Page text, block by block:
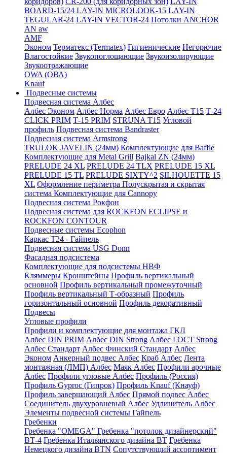
BOARD-15/24 LAY-IN MICROLOOK-15 LAY-IN
TEGULAR-24 LAY-IN VECTOR-24 Потолки ANCHOR
AN aw
AMF
Эконом Терматекс (Termatex) Гигиенические Негорючие
Влагостойкие Звукопоглощающие Звукоизолирующие
Звукоотражающие
OWA (ОВА)
Knauf
Подвесные системы
Подвесная система Албес
Албес Эконом Албес Норма Албес Евро Албес T15 Т-24
CLICK PRIM Т-15 PRIM STRUNA Т15 Угловой
профиль Подвесная система Bandraster
Подвесная система Armstrong
TRULOK JAVELIN (24мм) Комплектующие для Baffle
Комплектующие для Metal Grill Bajkal ZN (24мм)
PRELUDE 24 XL PRELUDE 24 TLX PRELUDE 15 XL
PRELUDE 15 TL PRELUDE SIXTY^2 SILHOUETTE 15
XL Оформление периметра Полускрытая и скрытая
система Комплектующие для Cannopy
Подвесная система Рокфон
Подвесная система для ROCKFON ECLIPSE и
ROCKFON CONTOUR
Подвесные системы Ecophon
Каркас Т24 - Гайпель
Подвесная система USG Donn
Фасадная подсистема
Комплектующие для подсистемы НВФ
Кляммеры Кронштейны Профиль вертикальный
основной Профиль вертикальный промежуточный
Профиль вертикальный Т-образный Профиль
горизонтальный основной Профиль декоративный
Подвесы
Угловые профили
Профили и комплектующие для монтажа ГКЛ
Албес DIN PRIM Албес DIN Strong Албес ГОСТ Strong
Албес Стандарт Албес Финский Стандарт Албес
Эконом Анкерный подвес Албес Краб Албес Лента
монтажная (ЛМП) Албес Маяк Албес Профили арочные
Албес Профили угловые Албес Профиль (Россия)
Профиль Gyproc (Гипрок) Профиль Knauf (Кнауф)
Профиль завершающий Албес Прямой подвес Албес
Соединитель двухуровневый Албес Удлинитель Албес
Элементы подвесной системы Гайпель
Гребенки
Гребенка "OMEGA" Гребенка "потолок дизайнерский"
ВТ-4 Гребенка Итальянского дизайна BT Гребенка
Немецкого дизайна ВТN Сопутствующий ассортимент